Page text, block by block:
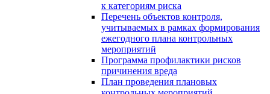
к категориям риска
Перечень объектов контроля,
учитываемых в рамках формирования
ежегодного плана контрольных
мероприятий
Программа профилактики рисков
причинения вреда
План проведения плановых